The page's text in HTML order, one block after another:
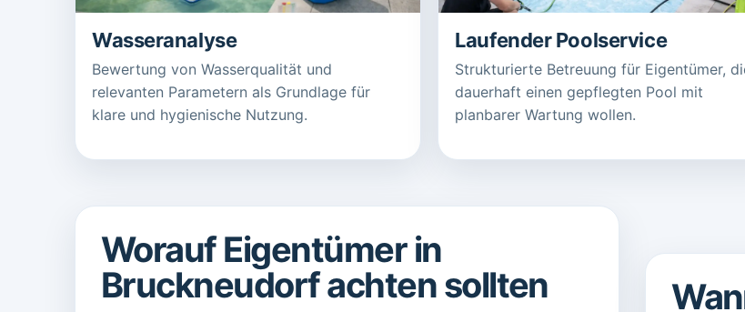
Wasseranalyse
Bewertung von Wasserqualität und
relevanten Parametern als Grundlage für
klare und hygienische Nutzung.
Laufender Poolservice
Strukturierte Betreuung für Eigentümer,
dauerhaft einen gepflegten Pool mit
planbarer Wartung wollen.
Worauf Eigentümer in
Bruckneudorf achten sollten